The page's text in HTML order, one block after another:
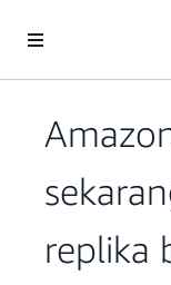
replika